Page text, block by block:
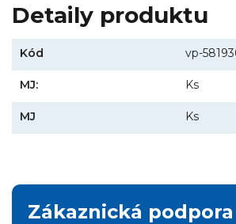
Detaily produktu
Kód vp-
MJ: Ks
MJ Ks
Zákaznická podpora